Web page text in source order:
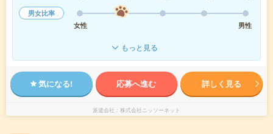
男女比率
女性
男性
もっと見る
気になる! 応募へ進む 詳しく見る
派遣会社 株式会社ニッソーネット